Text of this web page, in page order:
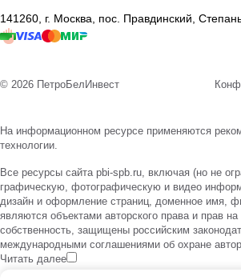
141260, г. Москва, пос. Правдинский,
© 2026 ПетроБелИнвест
На информационном ресурсе применяются
технологии.
Все ресурсы сайта pbi-spb.ru, включая (но не
графическую, фотографическую и видео
дизайн и оформление страниц, доменное имя,
являются объектами авторского права и прав
собственность, защищены российским
международными соглашениями об охране
Читать далее